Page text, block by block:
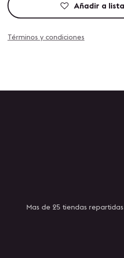
Añadir a
Términos y condiciones
Mas de 25 tiendas